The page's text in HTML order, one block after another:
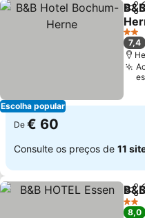
Escolha popular
2
7,4
De € 60
Consulte os preços de 11
2
8,0